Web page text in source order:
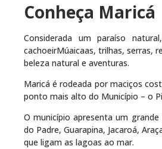
Conheça Maricá
Considerada um paraíso
cachoeirMúaicaas, trilhas, serras,
beleza natural e aventuras.
Maricá é rodeada por maciços
ponto mais alto do Município – o
O município apresenta um
do Padre, Guarapina, Jacaroá,
que ligam as lagoas ao mar.